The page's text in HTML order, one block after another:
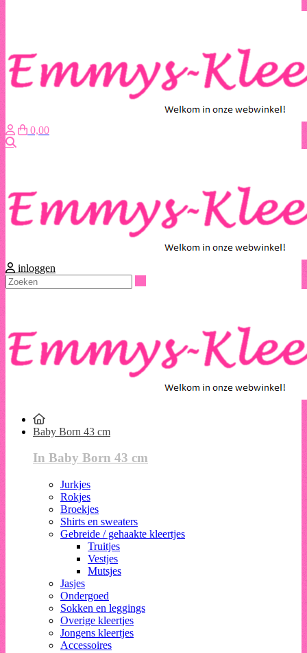
0,00
inloggen
Baby Born 43 cm
In Baby Born 43 cm
Jurkjes
Rokjes
Broekjes
Shirts en sweaters
Gebreide / gehaakte kleertjes
Truitjes
Vestjes
Mutsjes
Jasjes
Ondergoed
Sokken en leggings
Overige kleertjes
Jongens kleertjes
Accessoires